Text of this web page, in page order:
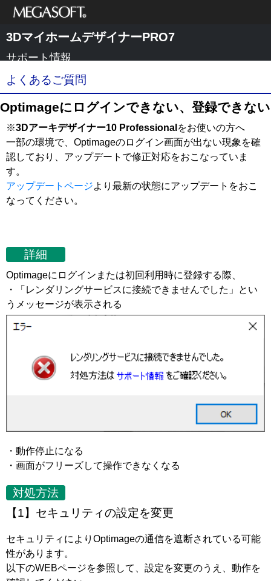
メガソフト株式
会社
3DマイホームデザイナーPRO7
サポート情報
よくあるご質問
Optimageにログインできない、登録できない
※3Dアーキデザイナー10 Professional をお使いの方へ
一部の環境で、Optimageのログイン画面が出ない現象を確
認しており、アップデートで修正対応をおこなっていま
す。
アップデートページより最新の状態にアップデートをおこ
なってください。
詳細
Optimageにログインまたは初回利用時に登録する際、
・「レンダリングサービスに接続できませんでした」とい
うメッセージが表示される
・動作停止になる
・画面がフリーズして操作できなくなる
対処方法
【1】セキュリティの設定を変更
セキュリティによりOptimageの通信を遮断されている可能
性があります。
以下のWEBページを参照して、設定を変更のうえ、動作を